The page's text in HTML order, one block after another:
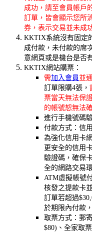
成功，請至會員帳戶
訂單，皆會顯示您所
券，表示交易並未成
KKTIX系統沒有固定
成付款，未付款的席
意網頁或是機台是否
KKTIX網站購票：
需加入會員 並
訂單限購4張，
票當天無法保
的帳號恕無法
進行手機號碼
付款方式：信
為強化信用卡
更安全的信用
驗證碼，確保
全的網路交易
ATM虛擬帳號
核發之提款卡
訂單若超過
於期限內付款
取票方式：郵
$80)、全家取